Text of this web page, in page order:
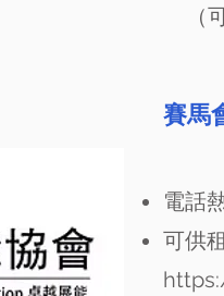
（
賽馬
電話
可供